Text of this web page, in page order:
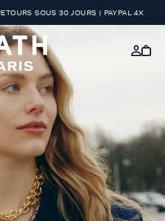
SOUS 30 JOURS | PAYPAL 4X